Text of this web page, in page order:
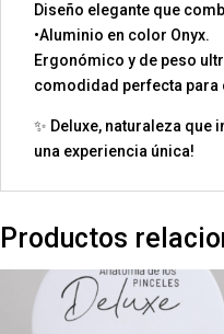
Diseño elegante que
•Aluminio en color Onyx.
Ergonómico y de peso
comodidad perfecta para
✨ Deluxe, naturaleza que
una experiencia única!
Productos